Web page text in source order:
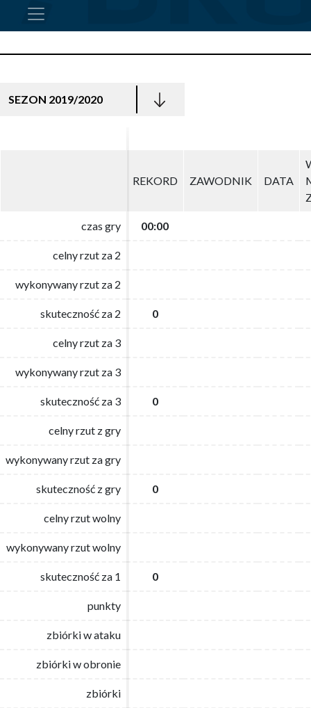
SEZON 2019/2020
REKORD ZAWODNIK DATA
czas gry 00:00
celny rzut za 2
wykonywany rzut za 2
skuteczność za 2 0
celny rzut za 3
wykonywany rzut za 3
skuteczność za 3 0
celny rzut z gry
wykonywany rzut za gry
skuteczność z gry 0
celny rzut wolny
wykonywany rzut wolny
skuteczność za 1 0
punkty
zbiórki w ataku
zbiórki w obronie
zbiórki
REKORD ZAWODNIK DATA
czas gry 00:00
celny rzut za 2
wykonywany rzut za 2
skuteczność za 2 0
celny rzut za 3
wykonywany rzut za 3
skuteczność za 3 0
celny rzut z gry
wykonywany rzut za gry
skuteczność z gry 0
celny rzut wolny
wykonywany rzut wolny
skuteczność za 1 0
punkty
zbiórki w ataku
zbiórki w obronie
zbiórki